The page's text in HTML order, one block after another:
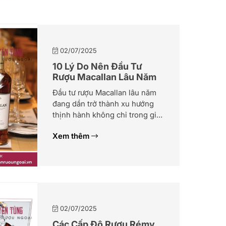
02/07/2025
10 Lý Do Nên Đầu Tư
Rượu Macallan Lâu Năm
Đầu tư rượu Macallan lâu năm
đang dần trở thành xu hướng
thịnh hành không chỉ trong giới
cao cấp trên toàn cầu. Với
Xem thêm
02/07/2025